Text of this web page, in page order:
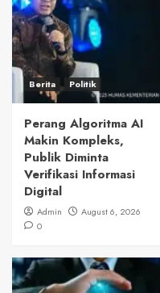
Berita Politik
Perang Algoritma AI
Makin Kompleks,
Publik Diminta
Verifikasi Informasi
Digital
Admin
August 6, 2026
0